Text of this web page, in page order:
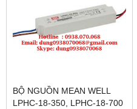
BỘ NGUỒN MEAN WELL
LPHC-18-350, LPHC-18-700